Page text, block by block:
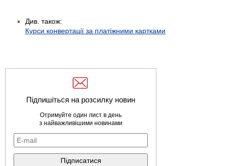
Див. також:
Курси конвертації за платіжними картками
Підпишіться на розсилку новин
Отримуйте один лист в день
з найважливішими новинами